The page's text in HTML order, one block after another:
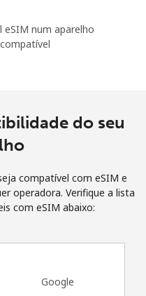
melhores ofertas.
eSIM num aparelho
do seu
compatível com eSIM e
operadora. Verifique a lista
com eSIM abaixo:
Google